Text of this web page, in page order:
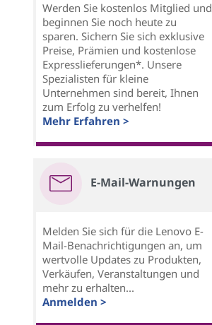
Werden Sie kostenlos Mitglied und
beginnen Sie noch heute zu
sparen. Sichern Sie sich exklusive
Preise, Prämien und kostenlose
Expresslieferungen*. Unsere
Spezialisten für kleine
Unternehmen sind bereit, Ihnen
zum Erfolg zu verhelfen!
Mehr Erfahren >
E-Mail-Warnungen
Melden Sie sich für die Lenovo E-
Mail-Benachrichtigungen an, um
wertvolle Updates zu Produkten,
Verkäufen, Veranstaltungen und
mehr zu erhalten...
Anmelden >